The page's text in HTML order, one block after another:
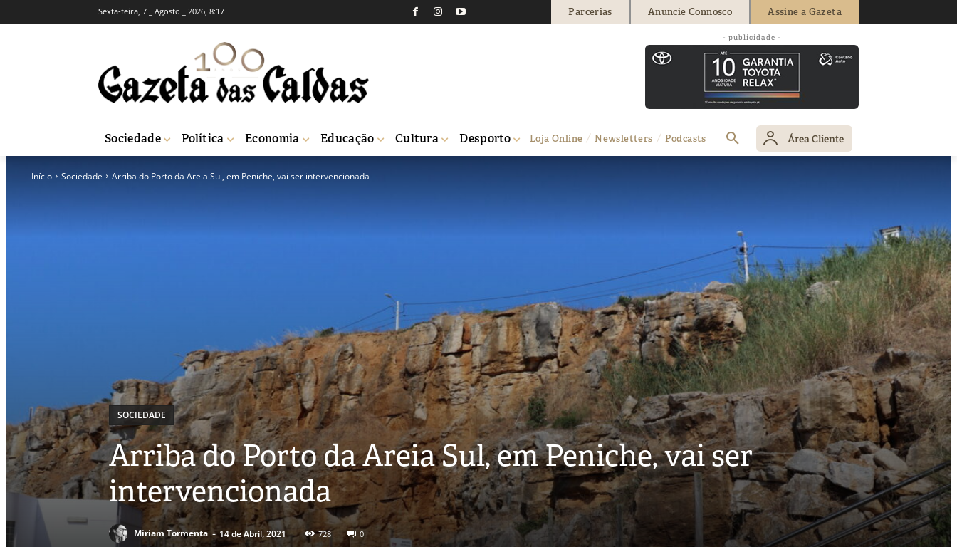
Sexta-feira, 7 _ Agosto _ 2026, 8:17 Parcerias Anuncie Connosco Assine a Gazeta
- publicidade -
Sociedade Política Economia Educação Cultura Desporto Loja Online Newsletters Podcasts Área Cliente
Início Sociedade Arriba do Porto da Areia Sul, em Peniche, vai ser intervencionada
SOCIEDADE
Arriba do Porto da Areia Sul, em Peniche, vai ser
intervencionada
Miriam Tormenta - 14 de Abril, 2021 728 0